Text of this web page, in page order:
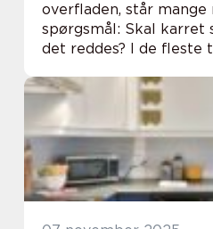
overfladen, står mange
spørgsmål: Skal karret
det reddes? I de fleste